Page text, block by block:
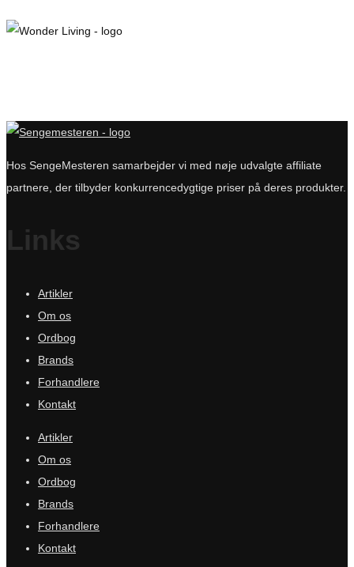
Hos SengeMesteren samarbejder vi med nøje udvalgte affiliate
partnere, der tilbyder konkurrencedygtige priser på deres produkter.
Links
Artikler
Om os
Ordbog
Brands
Forhandlere
Kontakt
Artikler
Om os
Ordbog
Brands
Forhandlere
Kontakt